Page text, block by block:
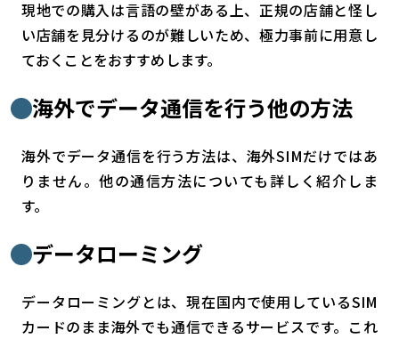
現地での購入は言語の壁がある上、正規の店舗と怪し
い店舗を見分けるのが難しいため、極力事前に用意し
ておくことをおすすめします。
海外でデータ通信を行う他の方法
海外でデータ通信を行う方法は、海外SIMだけではあ
りません。他の通信方法についても詳しく紹介しま
す。
データローミング
データローミングとは、現在国内で使用しているSIM
カードのまま海外でも通信できるサービスです。これ